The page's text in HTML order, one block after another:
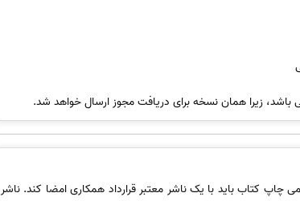
باشد، زیرا همان نسخه برای دریافت مجوز ارسال خواهد شد.
چاپ کتاب باید با یک ناشر معتبر قرارداد همکاری امضا کند. ناشر